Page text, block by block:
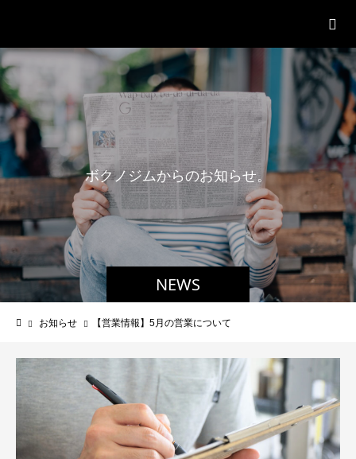
NEWS
ボクノジムからのお知らせ。
お知らせ 【営業情報】5月の営業について